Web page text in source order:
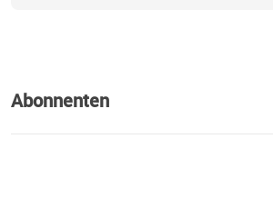
Abonnenten